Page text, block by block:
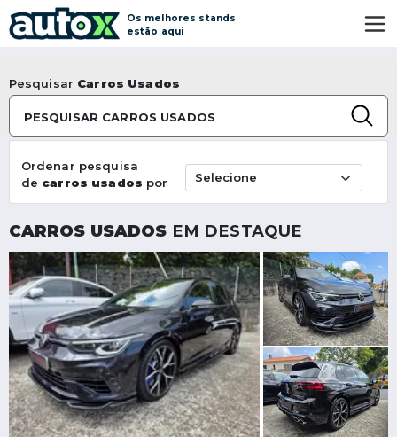
Os melhores stands
estão aqui
Pesquisar Carros Usados
PESQUISAR CARROS USADOS
Ordenar pesquisa
de carros usados por
CARROS USADOS EM DESTAQUE